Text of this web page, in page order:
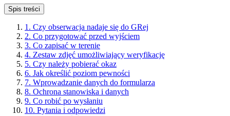
Spis treści
1. Czy obserwacja nadaje się do GRej
2. Co przygotować przed wyjściem
3. Co zapisać w terenie
4. Zestaw zdjęć umożliwiający weryfikację
5. Czy należy pobierać okaz
6. Jak określić poziom pewności
7. Wprowadzanie danych do formularza
8. Ochrona stanowiska i danych
9. Co robić po wysłaniu
10. Pytania i odpowiedzi